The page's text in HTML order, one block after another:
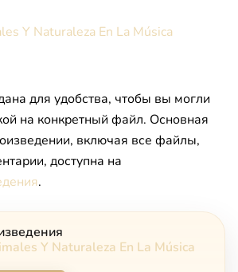
Y Naturaleza En La Música
для удобства, чтобы вы могли
на конкретный файл. Основная
включая все файлы,
доступна на
.
Y Naturaleza En La Música